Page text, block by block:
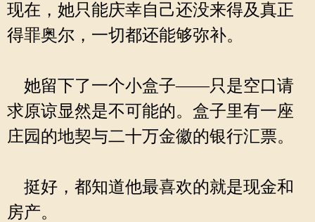
现在，她只能庆幸自己还没来得及真正
得罪奥尔，一切都还能够弥补。
她留下了一个小盒子——只是空口请
求原谅显然是不可能的。盒子里有一座
庄园的地契与二十万金徽的银行汇票。
挺好，都知道他最喜欢的就是现金和
房产。